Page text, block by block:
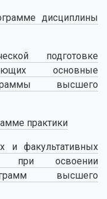
дисциплины
подготовке
основные
высшего
практики
и факультативных
при освоении
высшего